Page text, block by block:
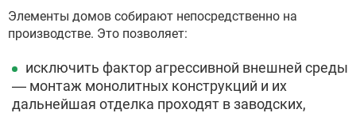
Элементы домов собирают непосредственно на
производстве. Это позволяет:
исключить фактор агрессивной внешней среды
— монтаж монолитных конструкций и их
дальнейшая отделка проходят в заводских,